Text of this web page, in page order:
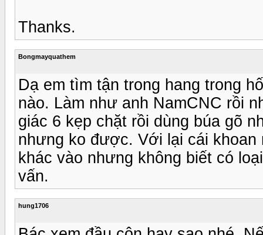
Thanks.
Bongmayquathem
Dạ em tìm tận trong hang trong
nào. Làm như anh NamCNC rồi
giác 6 kẹp chặt rồi dùng búa gõ
nhưng ko được. Với lại cái khoan
khác vào nhưng không biết có
vấn.
hung1706